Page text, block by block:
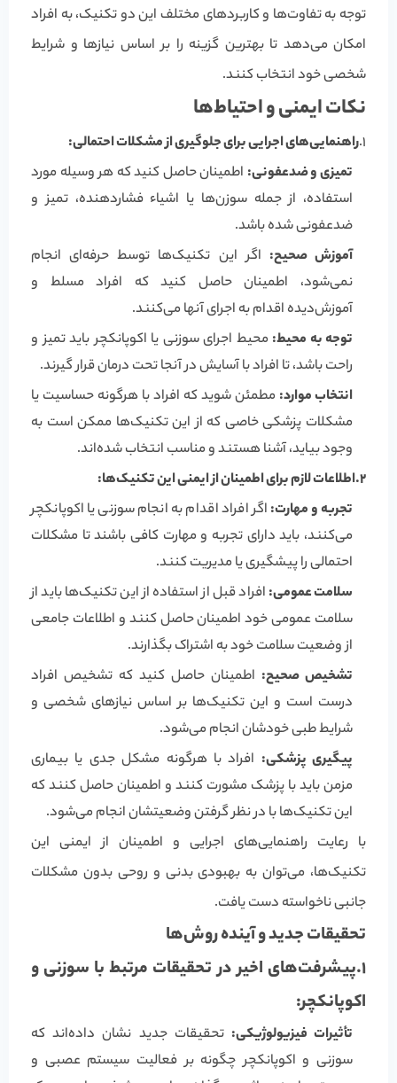
توجه به تفاوت‌ها و کاربردهای مختلف این دو تکنیک، به افراد
امکان می‌دهد تا بهترین گزینه را بر اساس نیازها و شرایط
شخصی خود انتخاب کنند.
نکات ایمنی و احتیاط‌ها
1.راهنمایی‌های اجرایی برای جلوگیری از مشکلات احتمالی:
تمیزی و ضدعفونی: اطمینان حاصل کنید که هر وسیله مورد
استفاده، از جمله سوزن‌ها یا اشیاء فشاردهنده، تمیز و
ضدعفونی شده باشد.
آموزش صحیح: اگر این تکنیک‌ها توسط حرفه‌ای انجام
نمی‌شود، اطمینان حاصل کنید که افراد مسلط و
آموزش‌دیده اقدام به اجرای آنها می‌کنند.
توجه به محیط: محیط اجرای سوزنی یا اکوپانکچر باید تمیز و
راحت باشد، تا افراد با آسایش در آنجا تحت درمان قرار گیرند.
انتخاب موارد: مطمئن شوید که افراد با هرگونه حساسیت یا
مشکلات پزشکی خاصی که از این تکنیک‌ها ممکن است به
وجود بیاید، آشنا هستند و مناسب انتخاب شده‌اند.
2.اطلاعات لازم برای اطمینان از ایمنی این تکنیک‌ها:
تجربه و مهارت: اگر افراد اقدام به انجام سوزنی یا اکوپانکچر
می‌کنند، باید دارای تجربه و مهارت کافی باشند تا مشکلات
احتمالی را پیشگیری یا مدیریت کنند.
سلامت عمومی: افراد قبل از استفاده از این تکنیک‌ها باید از
سلامت عمومی خود اطمینان حاصل کنند و اطلاعات جامعی
از وضعیت سلامت خود به اشتراک بگذارند.
تشخیص صحیح: اطمینان حاصل کنید که تشخیص افراد
درست است و این تکنیک‌ها بر اساس نیازهای شخصی و
شرایط طبی خودشان انجام می‌شود.
پیگیری پزشکی: افراد با هرگونه مشکل جدی یا بیماری
مزمن باید با پزشک مشورت کنند و اطمینان حاصل کنند که
این تکنیک‌ها با در نظر گرفتن وضعیتشان انجام می‌شود.
با رعایت راهنمایی‌های اجرایی و اطمینان از ایمنی این
تکنیک‌ها، می‌توان به بهبودی بدنی و روحی بدون مشکلات
جانبی ناخواسته دست یافت.
تحقیقات جدید و آینده‌ روش‌ها
1.پیشرفت‌های اخیر در تحقیقات مرتبط با سوزنی و
اکوپانکچر:
تأثیرات فیزیولوژیکی: تحقیقات جدید نشان داده‌اند که
سوزنی و اکوپانکچر چگونه بر فعالیت سیستم عصبی و